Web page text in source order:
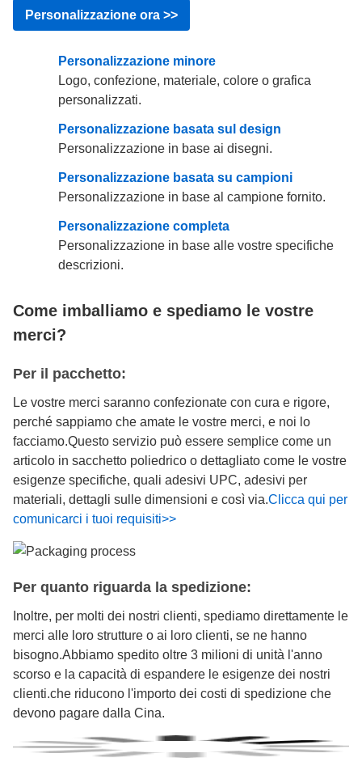
Personalizzazione ora >>
Personalizzazione minore
Logo, confezione, materiale, colore o grafica
personalizzati.
Personalizzazione basata sul design
Personalizzazione in base ai disegni.
Personalizzazione basata su campioni
Personalizzazione in base al campione fornito.
Personalizzazione completa
Personalizzazione in base alle vostre specifiche
descrizioni.
Come imballiamo e spediamo le vostre
merci?
Per il pacchetto:
Le vostre merci saranno confezionate con cura e rigore,
perché sappiamo che amate le vostre merci, e noi lo
facciamo.Questo servizio può essere semplice come un
articolo in sacchetto poliedrico o dettagliato come le vostre
esigenze specifiche, quali adesivi UPC, adesivi per
materiali, dettagli sulle dimensioni e così via.Clicca qui per
comunicarci i tuoi requisiti>>
Per quanto riguarda la spedizione:
Inoltre, per molti dei nostri clienti, spediamo direttamente le
merci alle loro strutture o ai loro clienti, se ne hanno
bisogno.Abbiamo spedito oltre 3 milioni di unità l'anno
scorso e la capacità di espandere le esigenze dei nostri
clienti.che riducono l'importo dei costi di spedizione che
devono pagare dalla Cina.